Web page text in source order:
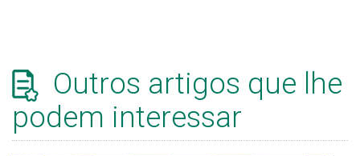
Outros artigos que lhe
podem interessar